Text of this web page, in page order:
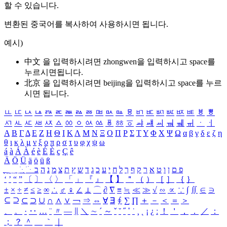
할 수 있습니다.
변환된 중국어를 복사하여 사용하시면 됩니다.
예시)
中文 을 입력하시려면 zhongwen을 입력하시고 space를
누르시면됩니다.
北京 을 입력하시려면 beijing을 입력하시고 space를 누르
시면 됩니다.
ㅥ ㅦ ㅧ ㅨ ㅩ ㅪ ㅫ ㅬ ㅭ ㅮ ㅯ ㅰ ㅱ ㅲ ㅳ ㅴ ㅵ ㅶ ㅷ ㅸ
ㅹ
ㅺ ㅻ ㅼ ㅽ ㅾ ㅿ ㆀ ㆁ ㆂ ㆃ ㆄ ㆅ ㆆ ㆇ ㆈ ㆉ ㆊ ㆋ ㆌ ㆍ
ㆎ
Α Β ΓΔ Ε Ζ Η Θ Ι ΚΛ Μ Ν Ξ Ο Π Ρ Σ ΤΥ Φ Χ Ψ Ω α β γ δ ε ζ η
θ ι κ λ μ ν ξ ο π ρ σ τ υ φ χ ψ ω
á à Á À é è É È ç Ç ê
Ä Ö Ü ä ö ü ß
ִֶֹ ֻּ ׁׂ פ ם ן ו ט א ר ק ף ך ל ח י ע כ ג ד ש ץ ת צ מ נ ה ב
‘ ’ “ ” 〔 〕 〈 〉 「 」 『 』 【 】 ＂ （ ） ［ ］ ｛ ｝
± × ÷ ≠ ≤ ≥ ∞ ∴ ♂ ♀ ∠ ⊥ ⌒ ∂ ∇ ≡ ≒ ≪ ≫ √ ∽ ∝ ∵ ∫ ∬ ∈ ∋
⊆ ⊇ ⊂ ⊃ ∪ ∩ ∧ ∨ ￢ ⇒ ⇔ ∀ ∃ ∮ ∑ ∏ ＋ － ＜ ＝
＞
、
。 · ‥ … ¨ 〃 ― ＼ ∼ ´ ～ ˇ ˘ ˝ ˚ ˙ ¸ ¡ ¿ ː ！ ＇ ， ． ／
：
；
？ ＾ ｀